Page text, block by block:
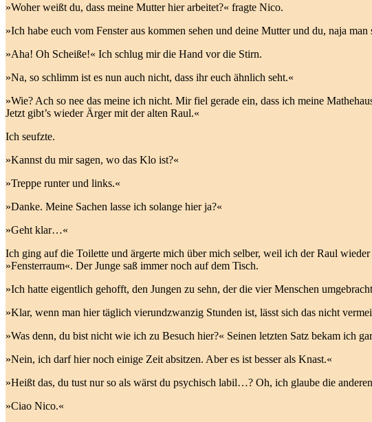
»Woher weißt du, dass meine Mutter hier arbeitet?« fragte Nico.
»Ich habe euch vom Fenster aus kommen sehen und deine Mutter und du, naja
»Aha! Oh Scheiße!« Ich schlug mir die Hand vor die Stirn.
»Na, so schlimm ist es nun auch nicht, dass ihr euch ähnlich seht.«
»Wie? Ach so nee das meine ich nicht. Mir fiel gerade ein, dass ich meine
Jetzt gibt’s wieder Ärger mit der alten Raul.«
Ich seufzte.
»Kannst du mir sagen, wo das Klo ist?«
»Treppe runter und links.«
»Danke. Meine Sachen lasse ich solange hier ja?«
»Geht klar…«
Ich ging auf die Toilette und ärgerte mich über mich selber, weil ich der Raul
»Fensterraum«. Der Junge saß immer noch auf dem Tisch.
»Ich hatte eigentlich gehofft, den Jungen zu sehn, der die vier Menschen
»Klar, wenn man hier täglich vierundzwanzig Stunden ist, lässt sich das nicht
»Was denn, du bist nicht wie ich zu Besuch hier?« Seinen letzten Satz bekam ich
»Nein, ich darf hier noch einige Zeit absitzen. Aber es ist besser als Knast.«
»Heißt das, du tust nur so als wärst du psychisch labil…? Oh, ich glaube die
»Ciao Nico.«